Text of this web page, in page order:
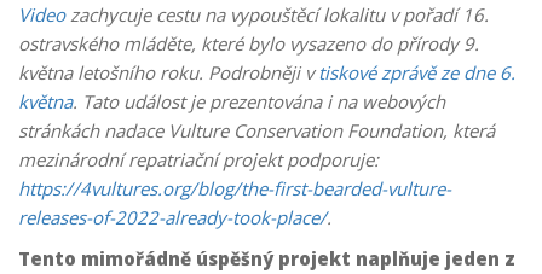
Videozachycuje cestu na vypouštěcí lokalitu v pořadí 16.
ostravského mláděte, které bylo vysazeno do přírody 9.
května letošního roku. Podrobněji vtiskové zprávě ze dne 6.
května. Tato událost je prezentována i na webových
stránkách nadace Vulture Conservation Foundation, která
mezinárodní repatriační projekt podporuje:
https://4vultures.org/blog/the-first-bearded-vulture-
releases-of-2022-already-took-place/.
Tento mimořádně úspěšný projekt naplňuje jeden z